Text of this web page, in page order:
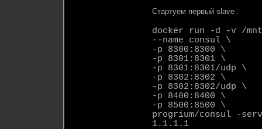
Стартуем первый slave :
docker run -d -v /
--name consul \
-p 8300:8300 \
-p 8301:8301 \
-p 8301:8301/udp \
-p 8302:8302 \
-p 8302:8302/udp \
-p 8400:8400 \
-p 8500:8500 \
progrium/consul -
1.1.1.1